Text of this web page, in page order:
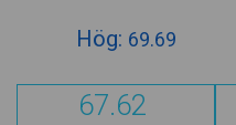
Hög: 69.69
67.62